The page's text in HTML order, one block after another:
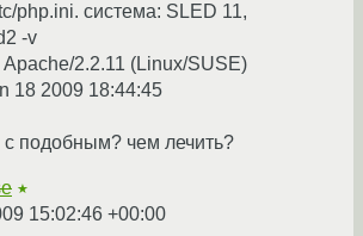
php.ini. система: SLED 11,
-v
2.2.11 (Linux/SUSE)
18 2009 18:44:45
с подобным? чем лечить?
★
15:02:46 +00:00